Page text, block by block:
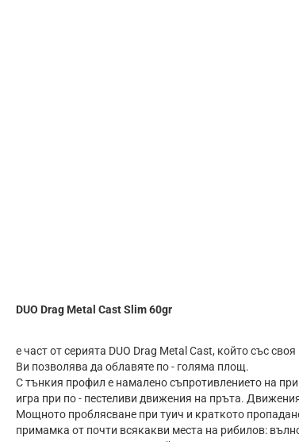
DUO Drag Metal Cast Slim 60gr
е част от серията DUO Drag Metal Cast, който със
Ви позволява да облавяте по - голяма площ.
С тънкия профил е намалено съпротивлението на
игра при по - пестеливи движения на пръта.
Мощното проблясване при туич и краткото
примамка от почти всякакви места на рибилов: